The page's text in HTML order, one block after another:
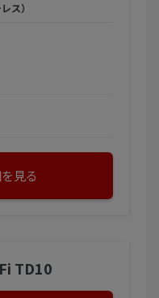
ス）
見る
TD10